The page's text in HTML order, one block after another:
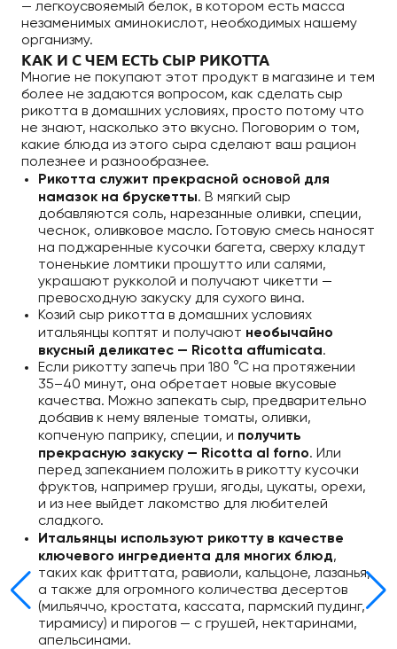
— легкоусвояемый белок, в котором есть масса
незаменимых аминокислот, необходимых нашему
организму.
КАК И С ЧЕМ ЕСТЬ СЫР РИКОТТА
Многие не покупают этот продукт в магазине и тем
более не задаются вопросом, как сделать сыр
рикотта в домашних условиях, просто потому что
не знают, насколько это вкусно. Поговорим о том,
какие блюда из этого сыра сделают ваш рацион
полезнее и разнообразнее.
Рикотта служит прекрасной основой для
намазок на брускетты. В мягкий сыр
добавляются соль, нарезанные оливки, специи,
чеснок, оливковое масло. Готовую смесь наносят
на поджаренные кусочки багета, сверху кладут
тоненькие ломтики прошутто или салями,
украшают рукколой и получают чикетти —
превосходную закуску для сухого вина.
Козий сыр рикотта в домашних условиях
итальянцы коптят и получают необычайно
вкусный деликатес — Ricotta affumicata.
Если рикотту запечь при 180 °С на протяжении
35–40 минут, она обретает новые вкусовые
качества. Можно запекать сыр, предварительно
добавив к нему вяленые томаты, оливки,
копченую паприку, специи, и получить
прекрасную закуску — Ricotta al forno. Или
перед запеканием положить в рикотту кусочки
фруктов, например груши, ягоды, цукаты, орехи,
и из нее выйдет лакомство для любителей
сладкого.
Итальянцы используют рикотту в качестве
ключевого ингредиента для многих блюд,
таких как фриттата, равиоли, кальцоне, лазанья,
а также для огромного количества десертов
(мильяччо, кростата, кассата, пармский пудинг,
тирамису) и пирогов — с грушей, нектаринами,
апельсинами.